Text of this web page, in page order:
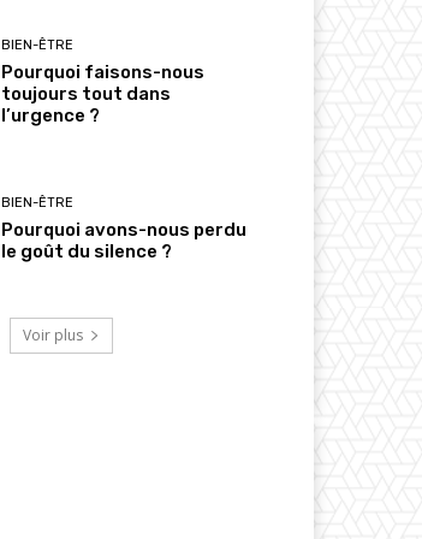
BIEN-ÊTRE
Pourquoi faisons-nous
toujours tout dans
l’urgence ?
BIEN-ÊTRE
Pourquoi avons-nous perdu
le goût du silence ?
Voir plus